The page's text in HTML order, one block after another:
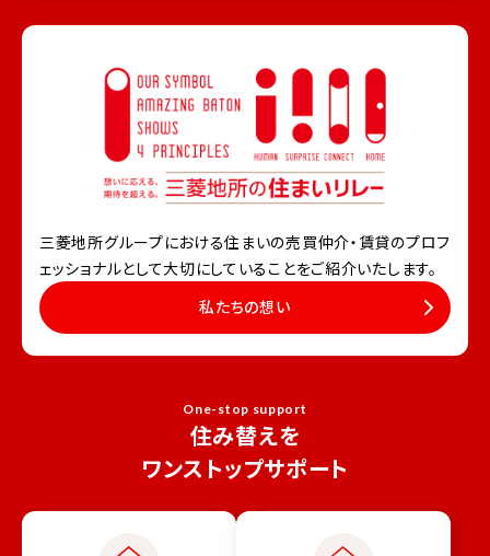
三菱地所グループにおける住まいの売買仲介・賃貸のプロフ
ェッショナルとして大切にしていることをご紹介いたします。
私たちの想い
One-stop support
住み替えを
ワンストップサポート